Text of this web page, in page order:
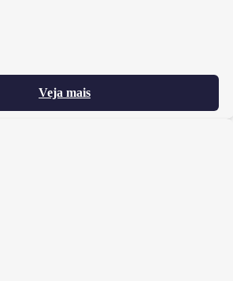
Veja mais